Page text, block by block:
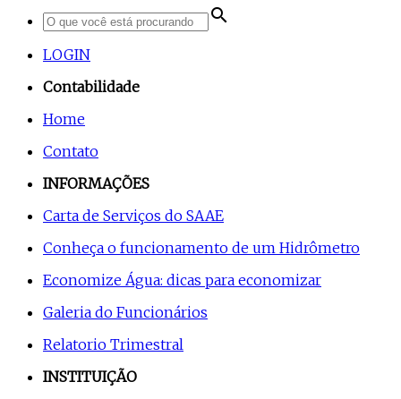
search
LOGIN
Contabilidade
Home
Contato
INFORMAÇÕES
Carta de Serviços do SAAE
Conheça o funcionamento de um Hidrômetro
Economize Água: dicas para economizar
Galeria do Funcionários
Relatorio Trimestral
INSTITUIÇÃO